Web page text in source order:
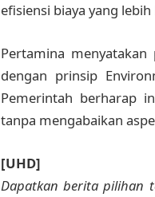
efisiensi biaya yang lebih
Pertamina
dengan prinsip
Pemerintah berharap
tanpa mengabaikan
[UHD]
Dapatkan berita pilihan